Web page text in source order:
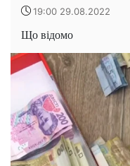
19:00 29.08.2022
Що відомо